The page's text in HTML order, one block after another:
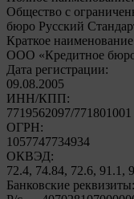
Общество с
бюро Русский
Краткое
ООО «Кредитное
Дата регистрации:
09.08.2005
ИНН/КПП:
7719562097/771801001
ОГРН:
1057747734934
ОКВЭД:
72.4, 74.84, 72.6, 91.1,
Банковские реквизиты: